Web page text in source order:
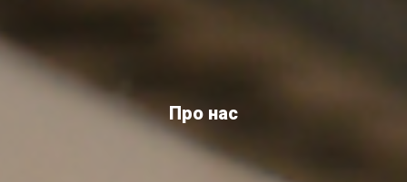
Про нас